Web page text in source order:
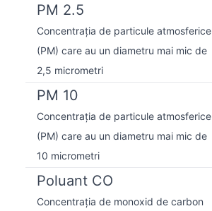
PM 2.5
Concentrația de particule atmosferice
(PM) care au un diametru mai mic de
2,5 micrometri
PM 10
Concentrația de particule atmosferice
(PM) care au un diametru mai mic de
10 micrometri
Poluant CO
Concentrația de monoxid de carbon